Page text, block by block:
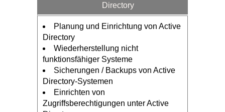
Directory
Planung und Einrichtung von Active
Directory
Wiederherstellung nicht
funktionsfähiger Systeme
Sicherungen / Backups von Active
Directory-Systemen
Einrichten von
Zugriffsberechtigungen unter Active